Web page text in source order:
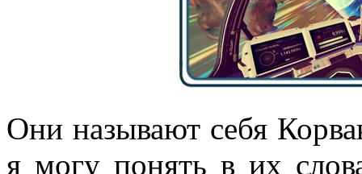
Они называют себя
я могу понять в их